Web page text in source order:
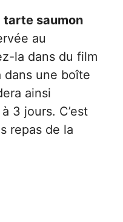
tarte saumon
au
la dans du film
dans une boîte
ainsi
3 jours. C’est
repas de la